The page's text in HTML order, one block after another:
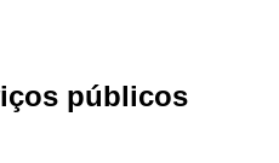
públicos